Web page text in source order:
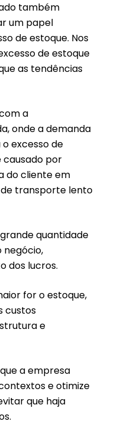
também
um papel
de estoque. Nos
de estoque
as tendências
a
onde a demanda
excesso de
causado por
do cliente em
transporte lento
quantidade
dos lucros.
for o estoque,
custos
e
a empresa
e otimize
que haja